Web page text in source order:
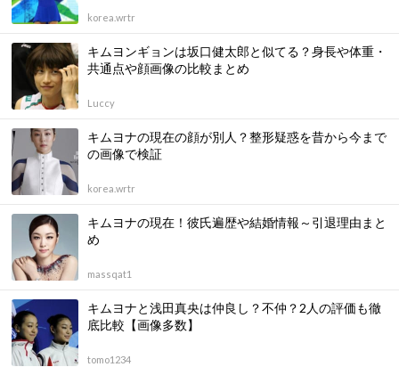
korea.wrtr
キムヨンギョンは坂口健太郎と似てる？身長や体重・
共通点や顔画像の比較まとめ
Luccy
キムヨナの現在の顔が別人？整形疑惑を昔から今まで
の画像で検証
korea.wrtr
キムヨナの現在！彼氏遍歴や結婚情報～引退理由まと
め
massqat1
キムヨナと浅田真央は仲良し？不仲？2人の評価も徹
底比較【画像多数】
tomo1234